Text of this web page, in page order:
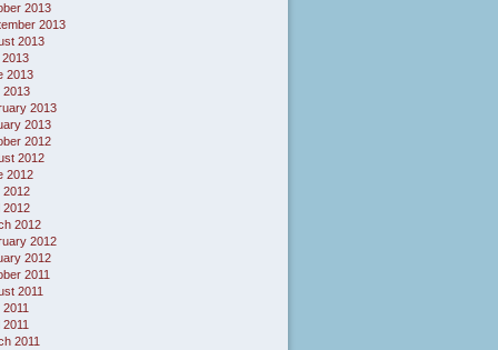
2013
2013
2013
2013
2013
2013
2013
2012
2012
2012
2012
2012
2012
2012
2012
2011
2011
2011